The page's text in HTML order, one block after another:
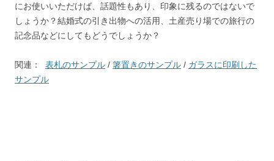
にお使いいただけば、話題性もあり、印象に残るのではないで
しょうか？結婚式の引き出物への活用、土産売り場での旅行の
記念品などにしてもどうでしょうか？
関連： 表札のサンプル / 箸置きのサンプル / ガラスに印刷した
サンプル